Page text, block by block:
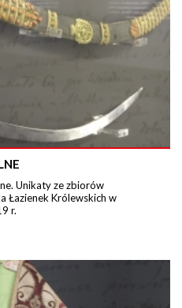
Unikaty ze zbiorów
Łazienek Królewskich w
r.